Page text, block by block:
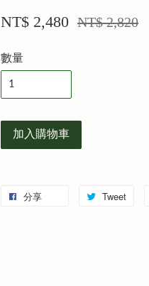
NT$ 2,480 NT$ 2,820
數量
加入購物車
分享 Tweet